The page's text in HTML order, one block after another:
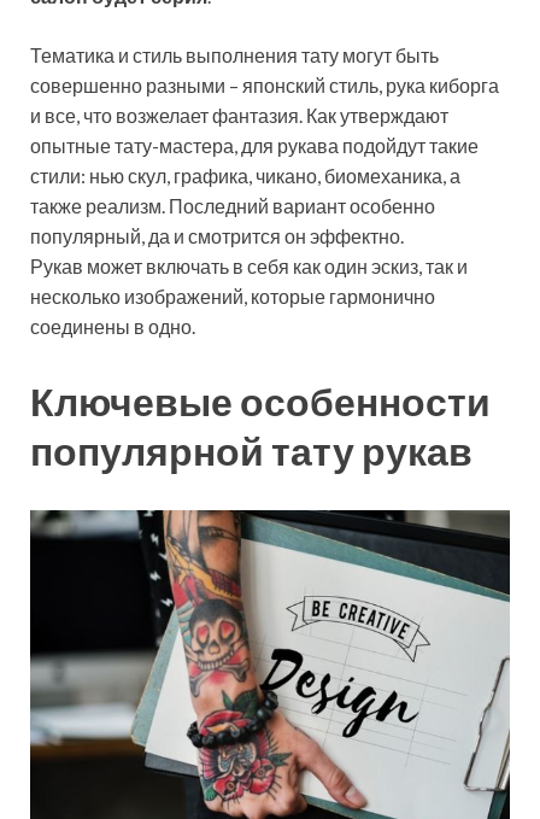
Тематика и стиль выполнения тату могут быть
совершенно разными – японский стиль, рука киборга
и все, что возжелает фантазия. Как утверждают
опытные тату-мастера, для рукава подойдут такие
стили: нью скул, графика, чикано, биомеханика, а
также реализм. Последний вариант особенно
популярный, да и смотрится он эффектно.
Рукав может включать в себя как один эскиз, так и
несколько изображений, которые гармонично
соединены в одно.
Ключевые особенности
популярной тату рукав